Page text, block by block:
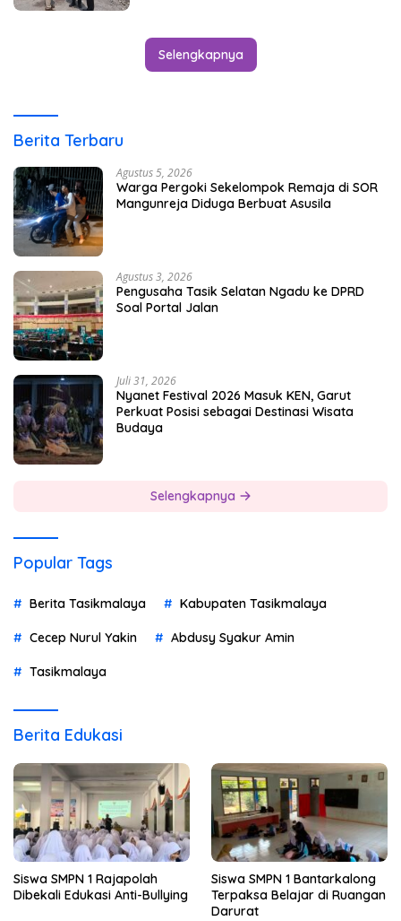
Selengkapnya
Berita Terbaru
Agustus 5, 2026
Warga Pergoki Sekelompok Remaja di SOR
Mangunreja Diduga Berbuat Asusila
Agustus 3, 2026
Pengusaha Tasik Selatan Ngadu ke DPRD
Soal Portal Jalan
Juli 31, 2026
Nyanet Festival 2026 Masuk KEN, Garut
Perkuat Posisi sebagai Destinasi Wisata
Budaya
Selengkapnya
Popular Tags
Berita Tasikmalaya Kabupaten Tasikmalaya
Cecep Nurul Yakin Abdusy Syakur Amin
Tasikmalaya
Berita Edukasi
Siswa SMPN 1 Rajapolah
Dibekali Edukasi Anti-Bullying
Siswa SMPN 1 Bantarkalong
Terpaksa Belajar di Ruangan
Darurat